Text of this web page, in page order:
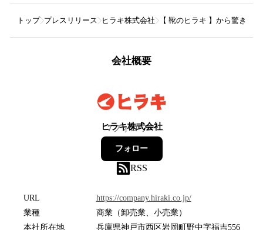
トップ プレスリリース ヒラキ株式会社 【 靴のヒラキ 】から驚きと
会社概要
ヒラキ株式会社
7フォロワー
フォロー
RSS
URL
https://company.hiraki.co.jp/
業種
商業（卸売業、小売業）
本社所在地
兵庫県神戸市西区岩岡町野中字福吉556